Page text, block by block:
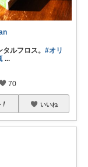
ルフロス。 #オリ
...
70
いいね